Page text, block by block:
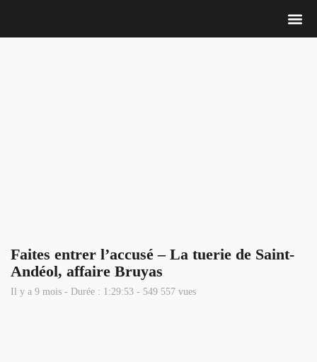
Faites entrer l’accusé – La tuerie de Saint-
Andéol, affaire Bruyas
Il y a 9 mois - Durée : 1:29:53 - 549 557 vues